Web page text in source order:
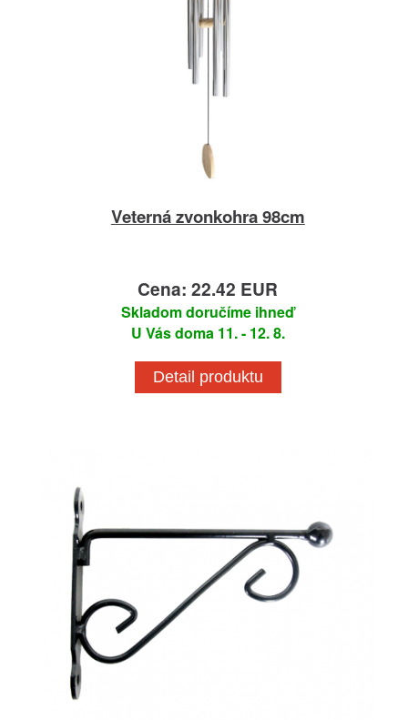
Veterná zvonkohra 98cm
Cena: 22.42 EUR
Skladom doručíme ihneď
U Vás doma 11. - 12. 8.
Detail produktu